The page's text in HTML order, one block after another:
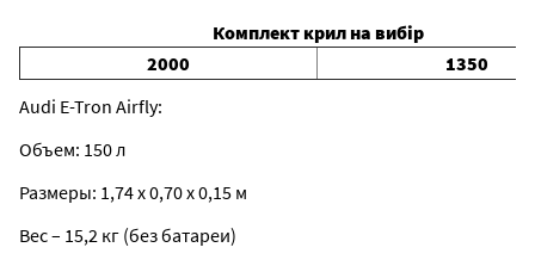
Комплект крил на вибір
2000
1350
Audi E-Tron Airfly:
Объем: 150 л
Размеры: 1,74 х 0,70 х 0,15 м
Вес – 15,2 кг (без батареи)